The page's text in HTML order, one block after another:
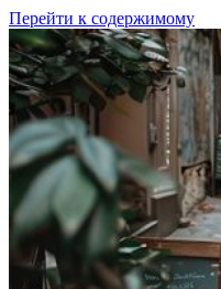
Перейти к содержимому